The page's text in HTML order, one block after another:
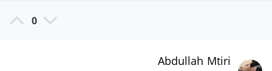
0
Abdullah Mtiri